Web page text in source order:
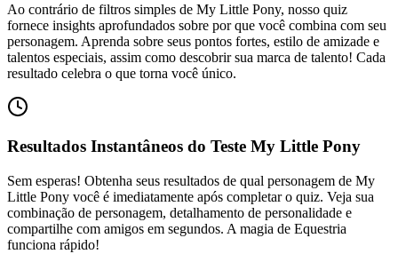
Ao contrário de filtros simples de My Little Pony, nosso quiz
fornece insights aprofundados sobre por que você combina com seu
personagem. Aprenda sobre seus pontos fortes, estilo de amizade e
talentos especiais, assim como descobrir sua marca de talento! Cada
resultado celebra o que torna você único.
Resultados Instantâneos do Teste My Little Pony
Sem esperas! Obtenha seus resultados de qual personagem de My
Little Pony você é imediatamente após completar o quiz. Veja sua
combinação de personagem, detalhamento de personalidade e
compartilhe com amigos em segundos. A magia de Equestria
funciona rápido!